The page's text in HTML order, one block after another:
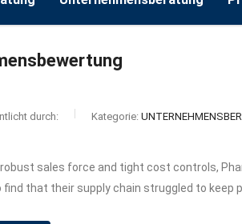
durch: Kategorie:
sales force and tight cost controls,
find that their supply chain struggled to keep